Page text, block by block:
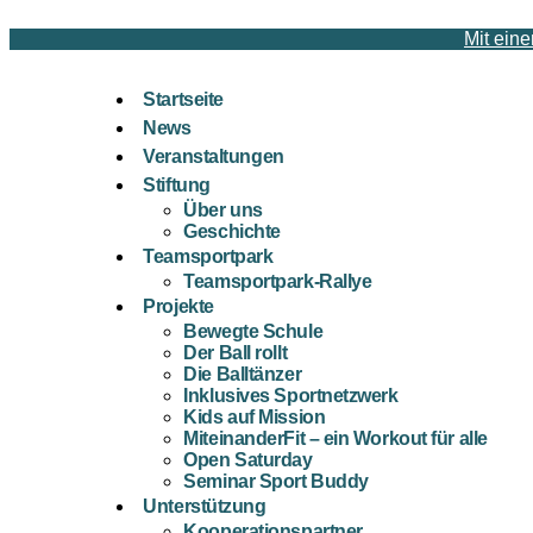
Mit
Startseite
News
Veranstaltungen
Stiftung
Über uns
Geschichte
Teamsportpark
Teamsportpark-Rallye
Projekte
Bewegte Schule
Der Ball rollt
Die Balltänzer
Inklusives Sportnetzwerk
Kids auf Mission
MiteinanderFit – ein Workout für alle
Open Saturday
Seminar Sport Buddy
Unterstützung